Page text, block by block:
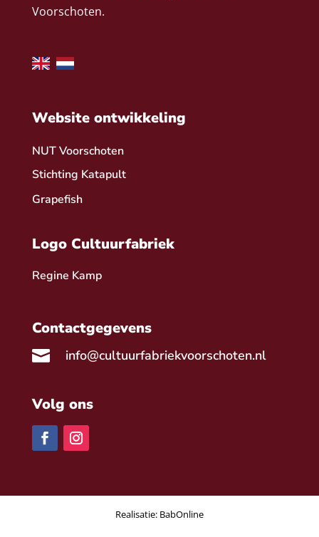
Voorschoten.
Website ontwikkeling
NUT Voorschoten
Stichting Katapult
Grapefish
Logo Cultuurfabriek
Regine Kamp
Contactgegevens
 info@cultuurfabriekvoorschoten.nl
Volg ons
Realisatie: BabOnline